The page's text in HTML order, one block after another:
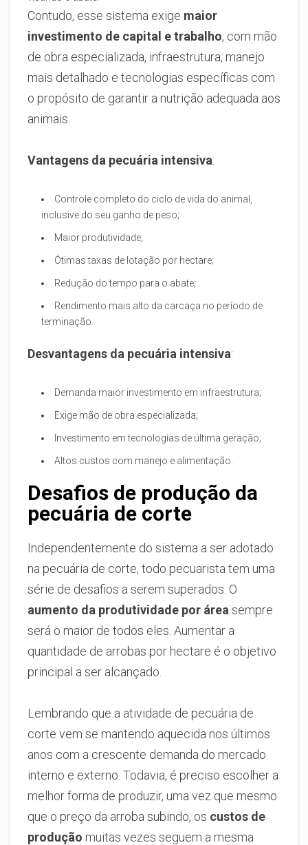
Contudo, esse sistema exige maior
investimento de capital e trabalho, com mão
de obra especializada, infraestrutura, manejo
mais detalhado e tecnologias específicas com
o propósito de garantir a nutrição adequada aos
animais.
Vantagens da pecuária intensiva:
Controle completo do ciclo de vida do animal,
inclusive do seu ganho de peso;
Maior produtividade;
Ótimas taxas de lotação por hectare;
Redução do tempo para o abate;
Rendimento mais alto da carcaça no período de
terminação.
Desvantagens da pecuária intensiva:
Demanda maior investimento em infraestrutura;
Exige mão de obra especializada;
Investimento em tecnologias de última geração;
Altos custos com manejo e alimentação.
Desafios de produção da
pecuária de corte
Independentemente do sistema a ser adotado
na pecuária de corte, todo pecuarista tem uma
série de desafios a serem superados. O
aumento da produtividade por área sempre
será o maior de todos eles. Aumentar a
quantidade de arrobas por hectare é o objetivo
principal a ser alcançado.
Lembrando que a atividade de pecuária de
corte vem se mantendo aquecida nos últimos
anos com a crescente demanda do mercado
interno e externo. Todavia, é preciso escolher a
melhor forma de produzir, uma vez que mesmo
que o preço da arroba subindo, os custos de
produção muitas vezes seguem a mesma